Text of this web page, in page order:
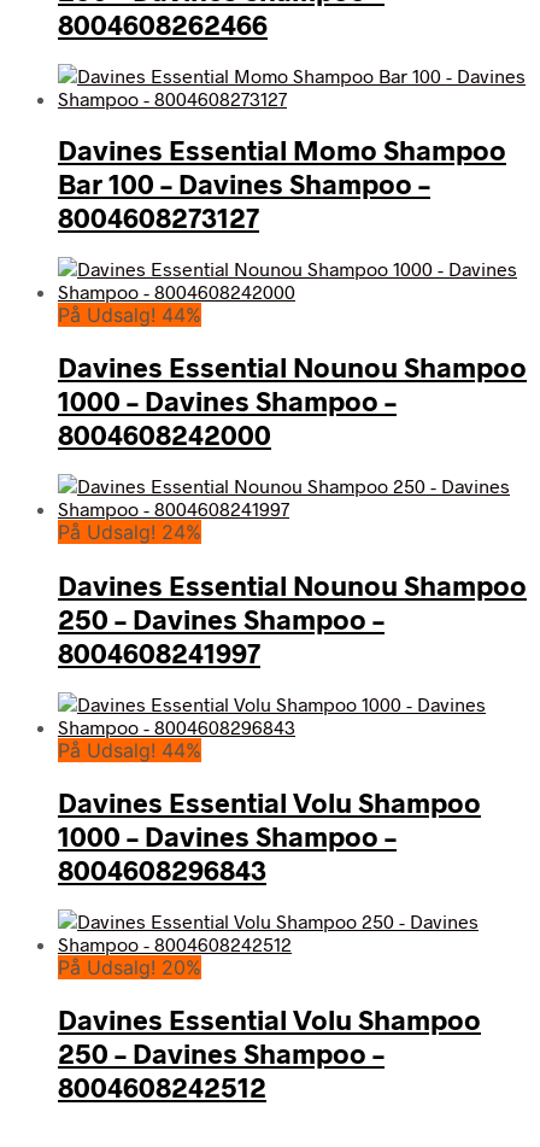
8004608262466
Davines Essential Momo Shampoo
Bar 100 – Davines Shampoo –
8004608273127
På Udsalg! 44%
Davines Essential Nounou Shampoo
1000 – Davines Shampoo –
8004608242000
På Udsalg! 24%
Davines Essential Nounou Shampoo
250 – Davines Shampoo –
8004608241997
På Udsalg! 44%
Davines Essential Volu Shampoo
1000 – Davines Shampoo –
8004608296843
På Udsalg! 20%
Davines Essential Volu Shampoo
250 – Davines Shampoo –
8004608242512